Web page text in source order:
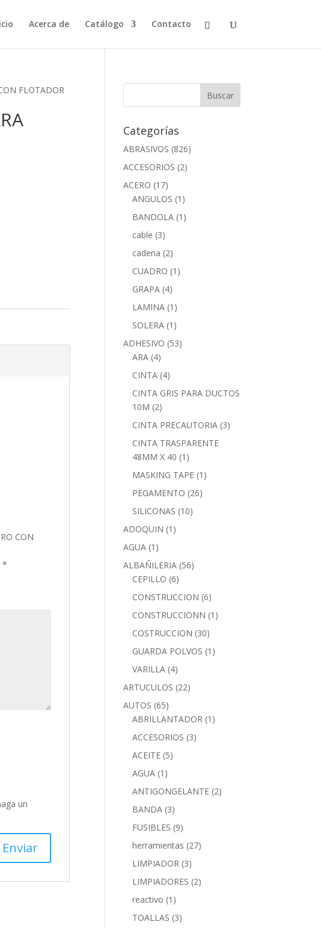
Acerca de Catálogo Contacto
FLOTADOR
CON
*
un
Categorías
ABRASIVOS (826)
ACCESORIOS (2)
ACERO (17)
ANGULOS (1)
BANDOLA (1)
cable (3)
cadena (2)
CUADRO (1)
GRAPA (4)
LAMINA (1)
SOLERA (1)
ADHESIVO (53)
ARA (4)
CINTA (4)
CINTA GRIS PARA DUCTOS
10M (2)
CINTA PRECAUTORIA (3)
CINTA TRASPARENTE
48MM X 40 (1)
MASKING TAPE (1)
PEGAMENTO (26)
SILICONAS (10)
ADOQUIN (1)
AGUA (1)
ALBAÑILERIA (56)
CEPILLO (6)
CONSTRUCCION (6)
CONSTRUCCIONN (1)
COSTRUCCION (30)
GUARDA POLVOS (1)
VARILLA (4)
ARTUCULOS (22)
AUTOS (65)
ABRILLANTADOR (1)
ACCESORIOS (3)
ACEITE (5)
AGUA (1)
ANTIGONGELANTE (2)
BANDA (3)
FUSIBLES (9)
herramientas (27)
LIMPIADOR (3)
LIMPIADORES (2)
reactivo (1)
TOALLAS (3)